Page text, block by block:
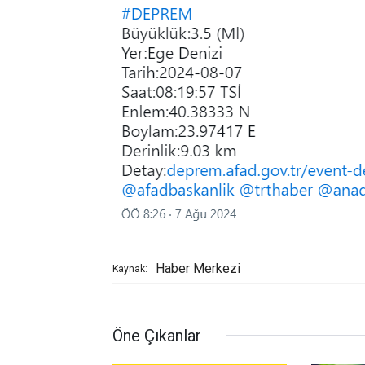
Kaynak: Haber Merkezi
Öne Çıkanlar